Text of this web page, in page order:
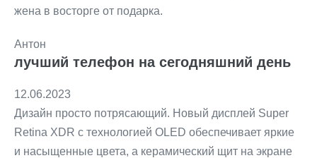
жена в восторге от подарка.
Антон
лучший телефон на сегодняшний день
12.06.2023
Дизайн просто потрясающий. Новый дисплей Super
Retina XDR с технологией OLED обеспечивает яркие
и насыщенные цвета, а керамический щит на экране